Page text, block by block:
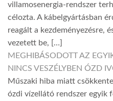
villamosenergia-rendszer
célozta. A kábelgyártásban
reagált a kezdeményezésre,
vezetett be, […]
MEGHIBÁSODOTT AZ
NINCS VESZÉLYBEN ÓZD
Műszaki hiba miatt
ózdi vízellátó rendszer egyik